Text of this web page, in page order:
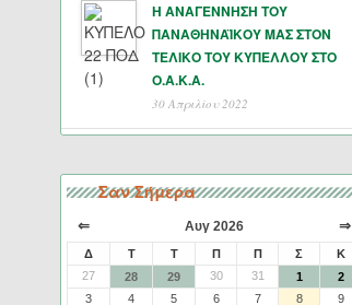
Η ΑΝΑΓΕΝΝΗΣΗ ΤΟΥ
ΠΑΝΑΘΗΝΑΪΚΟΥ ΜΑΣ ΣΤΟΝ
ΤΕΛΙΚΟ ΤΟΥ ΚΥΠΕΛΛΟΥ ΣΤΟ
Ο.Α.Κ.Α.
30 Απριλίου 2022
Σαν Σήμερα
⇐ Αυγ 2026 ⇒
Δ Τ Τ Π Π Σ
Κ
27
28 29 30 31 1
2
3
4 5 6 7 8
9